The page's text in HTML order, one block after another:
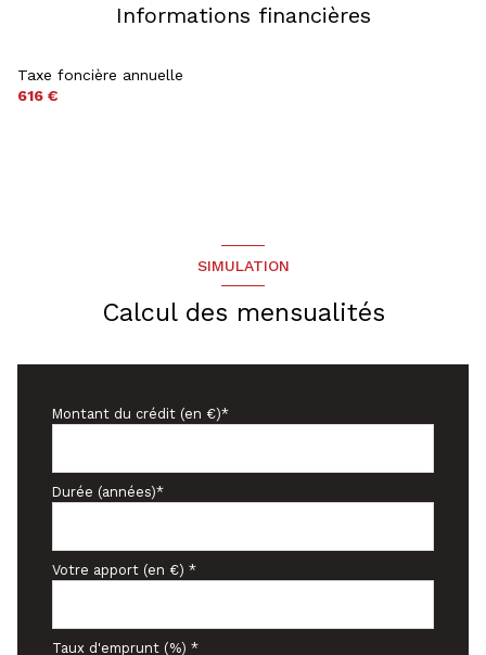
Informations financières
Taxe foncière annuelle
616 €
SIMULATION
Calcul des mensualités
Montant du crédit (en €)*
Durée (années)*
Votre apport (en €) *
Taux d'emprunt (%) *